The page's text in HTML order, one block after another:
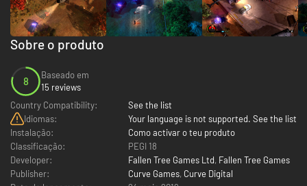
Sobre o produto
8
Baseado em
15 reviews
Country Compatibility:
See the list
Idiomas:
Your language is not supported. See the list
Instalação:
Como activar o teu produto
Classificação:
PEGI 18
Developer:
Fallen Tree Games Ltd, Fallen Tree Games
Publisher:
Curve Games, Curve Digital